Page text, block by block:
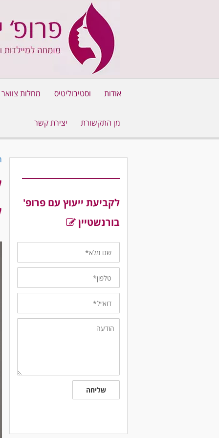
אודות וסטיבוליטיס מחלות
מן התקשורת יצירת קשר
לקביעת ייעוץ עם פרופ'
בורנשטיין
שם
מלא
טלפון
דוא״ל
הודעה
שליחה